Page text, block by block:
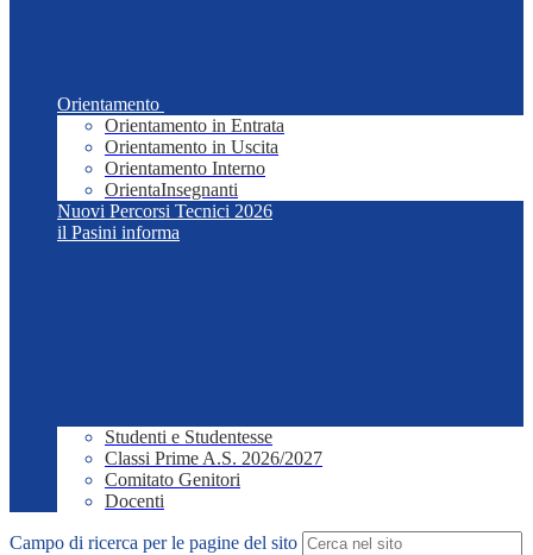
Orientamento
Orientamento in Entrata
Orientamento in Uscita
Orientamento Interno
OrientaInsegnanti
Nuovi Percorsi Tecnici 2026
il Pasini informa
Studenti e Studentesse
Classi Prime A.S. 2026/2027
Comitato Genitori
Docenti
Campo di ricerca per le pagine del sito